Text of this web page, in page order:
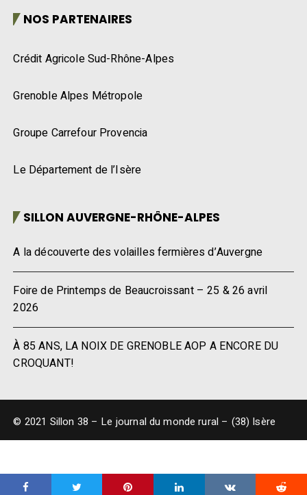
NOS PARTENAIRES
Crédit Agricole Sud-Rhône-Alpes
Grenoble Alpes Métropole
Groupe Carrefour Provencia
Le Département de l’Isère
SILLON AUVERGNE-RHÔNE-ALPES
A la découverte des volailles fermières d’Auvergne
Foire de Printemps de Beaucroissant – 25 & 26 avril
2026
À 85 ANS, LA NOIX DE GRENOBLE AOP A ENCORE DU
CROQUANT!
© 2021 Sillon 38 – Le journal du monde rural – (38) Isère